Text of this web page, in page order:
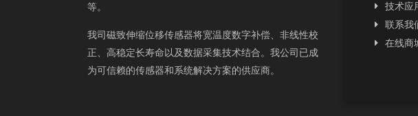
等。
我司磁致伸缩位移传感器将宽温度数字补偿、非线性校
正、高稳定长寿命以及数据采集技术结合。我公司已成
为可信赖的传感器和系统解决方案的供应商。
技术应
联系我
在线商